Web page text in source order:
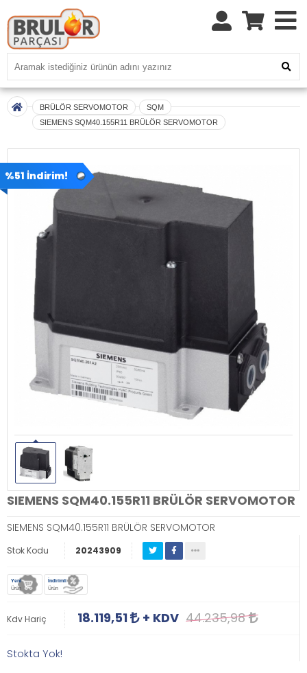
BRÜLÖR SERVOMOTOR
SQM
SIEMENS SQM40.155R11 BRÜLÖR SERVOMOTOR
%51 İndirim!
SIEMENS SQM40.155R11 BRÜLÖR SERVOMOTOR
SIEMENS SQM40.155R11 BRÜLÖR SERVOMOTOR
Stok Kodu 20243909
Yeni
Ürün
İndirimli
Ürün
Kdv Hariç 18.119,51 + KDV 44.235,98
Stokta Yok!